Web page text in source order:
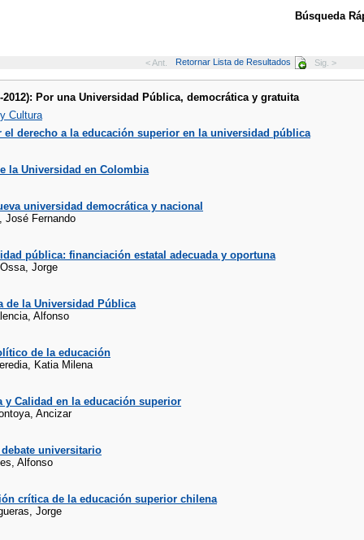
Búsqueda
< Ant. Retornar Lista de Resultados Sig. >
2012): Por una Universidad Pública, democrática y gratuita
Cultura
el derecho a la educación superior en la universidad pública
la Universidad en Colombia
universidad democrática y nacional
José Fernando
pública: financiación estatal adecuada y oportuna
Jorge
de la Universidad Pública
Alfonso
de la educación
Katia Milena
y Calidad en la educación superior
Ancizar
universitario
Alfonso
crítica de la educación superior chilena
Jorge